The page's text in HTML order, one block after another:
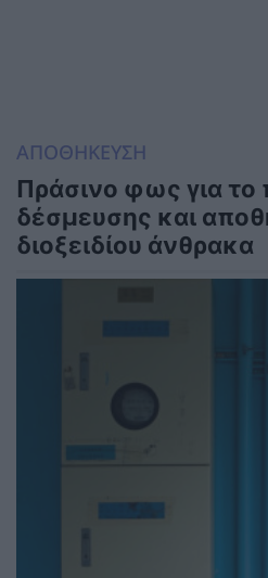
ΑΠΟΘΗΚΕΥΣΗ
Πράσινο φως για το
δέσμευσης και
διοξειδίου άνθρακα